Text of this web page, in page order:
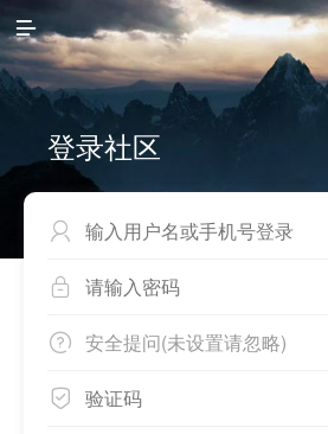

登录社区


 安全提问(未设置请忽略)
